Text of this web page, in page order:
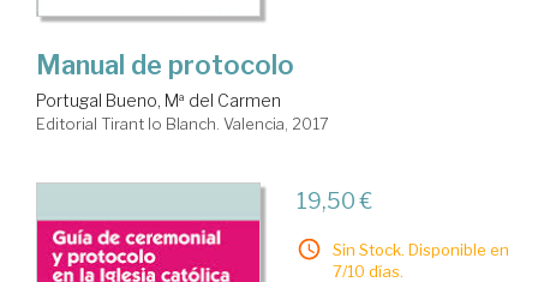
Manual de protocolo
Portugal Bueno, Mª del Carmen
Editorial Tirant lo Blanch. Valencia, 2017
19,50 €
Sin Stock. Disponible en
7/10 días.